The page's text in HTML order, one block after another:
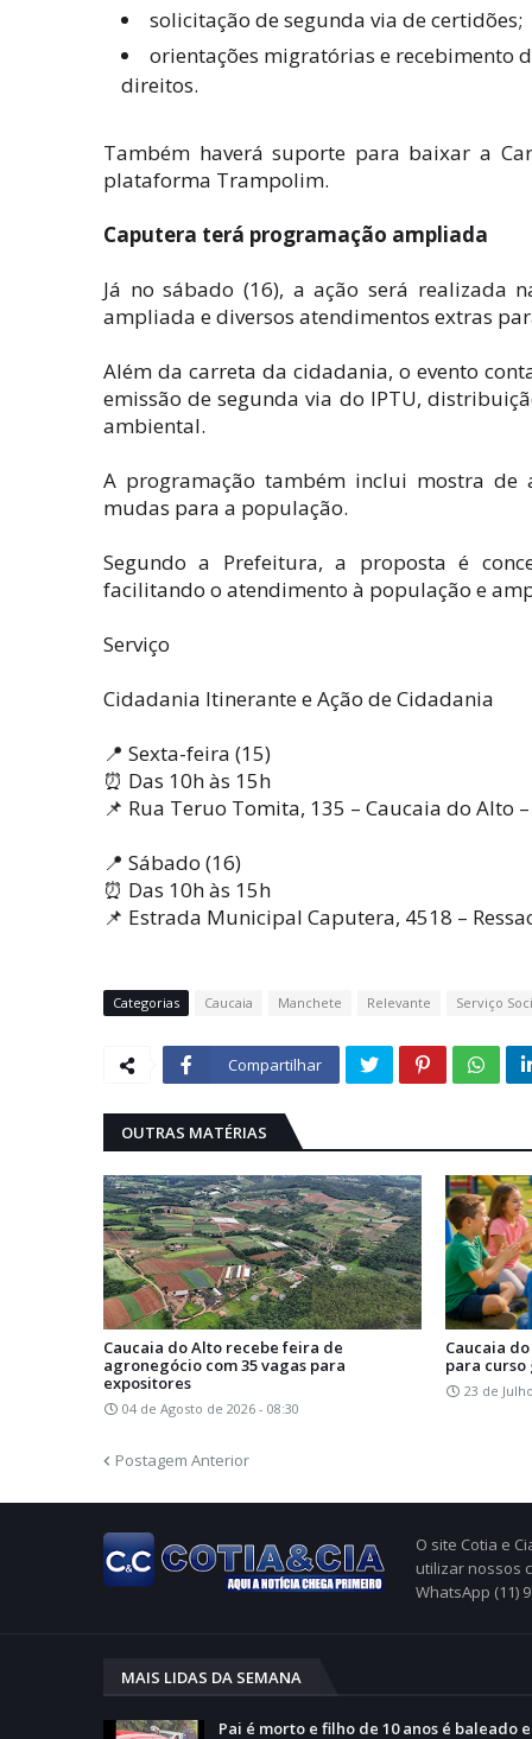
solicitação de segunda via de certidões;
orientações migratórias e recebimento
direitos.
Também haverá suporte para baixar a
plataforma Trampolim.
Caputera terá programação ampliada
Já no sábado (16), a ação será realizada
ampliada e diversos atendimentos extras
Além da carreta da cidadania, o evento
emissão de segunda via do IPTU,
ambiental.
A programação também inclui mostra de
mudas para a população.
Segundo a Prefeitura, a proposta é
facilitando o atendimento à população e
Serviço
Cidadania Itinerante e Ação de Cidadania
📍 Sexta-feira (15)
⏰ Das 10h às 15h
📌 Rua Teruo Tomita, 135 – Caucaia do Alto
📍 Sábado (16)
⏰ Das 10h às 15h
📌 Estrada Municipal Caputera, 4518 –
Categorias Caucaia Manchete Relevante Serviço
Compartilhar
OUTRAS MATÉRIAS
Caucaia do Alto recebe feira de
agronegócio com 35 vagas para
expositores
04 de Agosto de 2026 - 08:30
Caucaia
para
23 de
Postagem Anterior
O site Cotia e
utilizar nossos
WhatsApp (11)
MAIS LIDAS DA SEMANA
Pai é morto e filho de 10 anos é baleado